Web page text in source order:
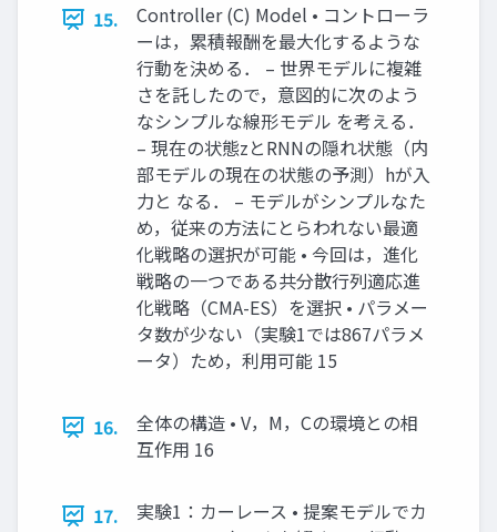
15.
Controller (C) Model • コントローラ
ーは，累積報酬を最大化するような
行動を決める． – 世界モデルに複雑
さを託したので，意図的に次のよう
なシンプルな線形モデル を考える．
– 現在の状態zとRNNの隠れ状態（内
部モデルの現在の状態の予測）hが入
力と なる． – モデルがシンプルなた
め，従来の方法にとらわれない最適
化戦略の選択が可能 • 今回は，進化
戦略の一つである共分散行列適応進
化戦略（CMA-ES）を選択 • パラメー
タ数が少ない（実験1では867パラメ
ータ）ため，利用可能 15
16.
全体の構造 • V，M，Cの環境との相
互作用 16
17.
実験1：カーレース • 提案モデルでカ